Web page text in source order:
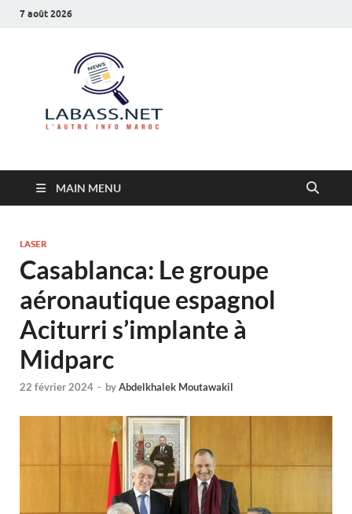
7 août 2026
MAIN MENU
LASER
Casablanca: Le groupe
aéronautique espagnol
Aciturri s’implante à
Midparc
22 février 2024 - byAbdelkhalek Moutawakil